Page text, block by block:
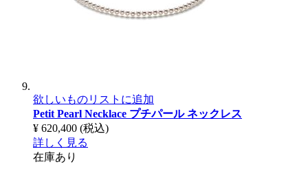
欲しいものリストに追加
Petit Pearl Necklace プチパール ネックレス
¥ 620,400 (税込)
詳しく見る
在庫あり